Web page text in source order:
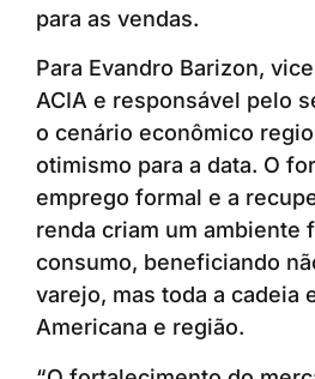
para as vendas.
Para Evandro Barizon,
ACIA e responsável pelo
o cenário econômico
otimismo para a data. O
emprego formal e a
renda criam um ambiente
consumo, beneficiando
varejo, mas toda a cadeia
Americana e região.